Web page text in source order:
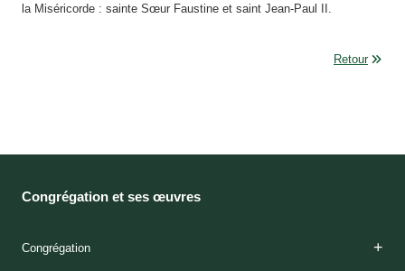
la Miséricorde : sainte Sœur Faustine et saint Jean-Paul II.
Retour
Congrégation et ses œuvres
Congrégation